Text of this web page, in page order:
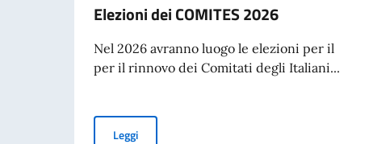
Elezioni dei COMITES 2026
Nel 2026 avranno luogo le elezioni per il
per il rinnovo dei Comitati degli Italiani...
LeggiElezioni dei COMITES 2026